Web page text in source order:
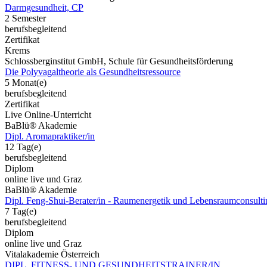
Darmgesundheit, CP
2 Semester
berufsbegleitend
Zertifikat
Krems
Schlossberginstitut GmbH, Schule für Gesundheitsförderung
Die Polyvagaltheorie als Gesundheitsressource
5 Monat(e)
berufsbegleitend
Zertifikat
Live Online-Unterricht
BaBlü® Akademie
Dipl. Aromapraktiker/in
12 Tag(e)
berufsbegleitend
Diplom
online live und Graz
BaBlü® Akademie
Dipl. Feng-Shui-Berater/in - Raumenergetik und
7 Tag(e)
berufsbegleitend
Diplom
online live und Graz
Vitalakademie Österreich